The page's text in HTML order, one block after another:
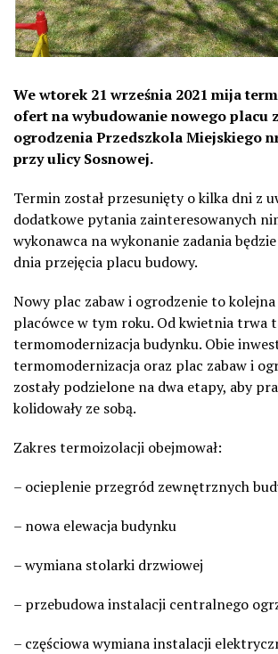
We wtorek 21 września 2021 mija
ofert na wybudowanie nowego placu
ogrodzenia Przedszkola Miejskiego
przy ulicy Sosnowej.
Termin został przesunięty o kilka dni z
dodatkowe pytania zainteresowanych
wykonawca na wykonanie zadania
dnia przejęcia placu budowy.
Nowy plac zabaw i ogrodzenie to
placówce w tym roku. Od kwietnia trwa
termomodernizacja budynku. Obie
termomodernizacja oraz plac zabaw i
zostały podzielone na dwa etapy, aby
kolidowały ze sobą.
Zakres termoizolacji obejmował:
– ocieplenie przegród zewnętrznych
– nowa elewacja budynku
– wymiana stolarki drzwiowej
– przebudowa instalacji centralnego
– częściowa wymiana instalacji